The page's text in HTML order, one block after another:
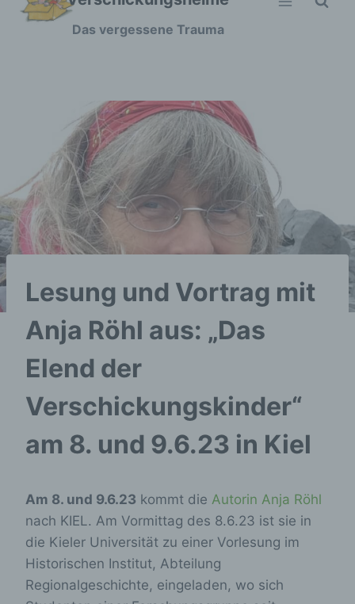
Zum
Das vergessene Trauma
Lesung und Vortrag mit
Anja Röhl aus: „Das
Elend der
Verschickungskinder“
am 8. und 9.6.23 in Kiel
Am 8. und 9.6.23 kommt die Autorin Anja Röhl
nach KIEL. Am Vormittag des 8.6.23 ist sie in
die Kieler Universität zu einer Vorlesung im
Historischen Institut, Abteilung
Regionalgeschichte, eingeladen, wo sich